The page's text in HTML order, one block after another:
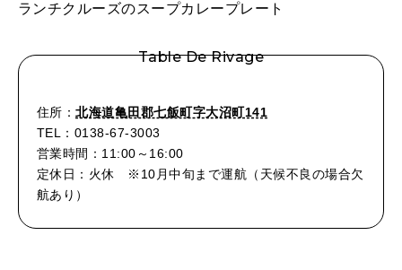
ランチクルーズのスープカレープレート
Table De Rivage
住所：北海道亀田郡七飯町字大沼町141
TEL：0138-67-3003
営業時間：11:00～16:00
定休日：火休 ※10月中旬まで運航（天候不良の場合欠
航あり）